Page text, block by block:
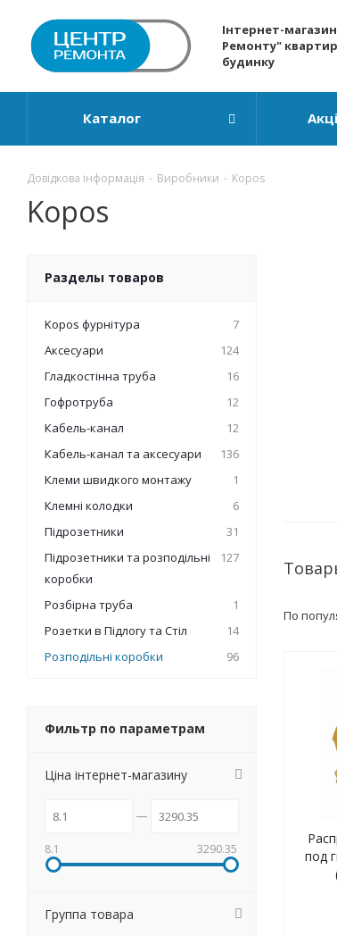
Інтернет-
Ремонту"
будинку
Каталог
Довідкова інформація - Виробники - Kopos
Kopos
По
под
Разделы товаров
Kopos фурнітура
7
Аксесуари
124
Гладкостінна труба
16
Гофротруба
12
Кабель-канал
12
Кабель-канал та аксесуари
136
Клеми швидкого монтажу
1
Клемні колодки
6
Підрозетники
31
Підрозетники та розподільні
коробки
127
Розбірна труба
1
Розетки в Підлогу та Стіл
14
Розподільні коробки
96
Фильтр по параметрам
Ціна інтернет-магазину
8.1 3290.35
Группа товара